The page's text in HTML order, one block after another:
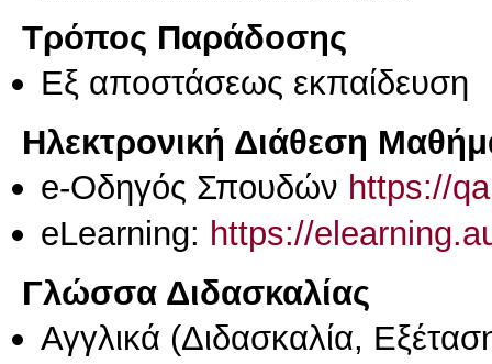
Τρόπος Παράδοσης
Eξ απoστάσεως εκπαίδευση
Ηλεκτρονική Διάθεση
e-Οδηγός Σπουδών https://
eLearning: https://
Γλώσσα Διδασκαλίας
Αγγλικά (Διδασκαλία,